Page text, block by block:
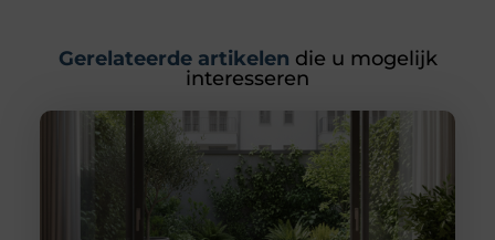
Gerelateerde artikelen die u mogelijk
interesseren